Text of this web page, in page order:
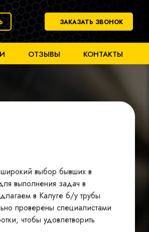
ЗАКАЗАТЬ ЗВОНОК
ОТЗЫВЫ КОНТАКТЫ
выбор бывших в
выполнения задач в
в Калуге б/у трубы
проверены специалистами
чтобы удовлетворить